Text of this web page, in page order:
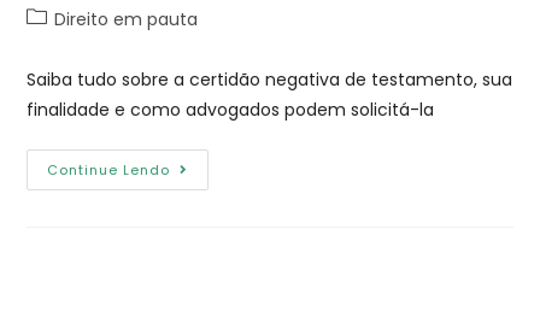
Direito em pauta
Saiba tudo sobre a certidão negativa de testamento, sua
finalidade e como advogados podem solicitá-la
Continue Lendo